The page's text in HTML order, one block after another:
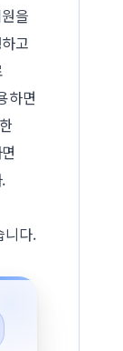
을
고
하면
니다.